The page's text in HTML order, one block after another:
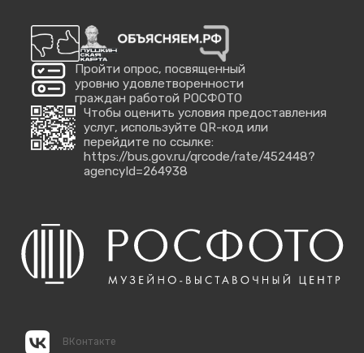
Пройти опрос, посвященный
уровню удовлетворенности
граждан работой РОСФОТО
Чтобы оценить условия предоставления
услуг, используйте QR-код или
перейдите по ссылке:
https://bus.gov.ru/qrcode/rate/452448?
agencyId=264938
ВКонтакте